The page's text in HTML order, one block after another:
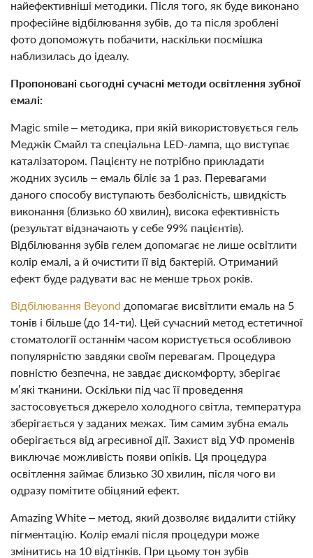
найефективніші методики. Після того, як буде виконано
професійне відбілювання зубів, до та після зроблені
фото допоможуть побачити, наскільки посмішка
наблизилась до ідеалу.
Пропоновані сьогодні сучасні методи освітлення зубної
емалі:
Magic smile – методика, при якій використовується гель
Меджік Смайл та спеціальна LED-лампа, що виступає
каталізатором. Пацієнту не потрібно прикладати
жодних зусиль – емаль біліє за 1 раз. Перевагами
даного способу виступають безболісність, швидкість
виконання (близько 60 хвилин), висока ефективність
(результат відзначають у себе 99% пацієнтів).
Відбілювання зубів гелем допомагає не лише освітлити
колір емалі, а й очистити її від бактерій. Отриманий
ефект буде радувати вас не менше трьох років.
Відбілювання Beyond допомагає висвітлити емаль на 5
тонів і більше (до 14-ти). Цей сучасний метод естетичної
стоматології останнім часом користується особливою
популярністю завдяки своїм перевагам. Процедура
повністю безпечна, не завдає дискомфорту, зберігає
м’які тканини. Оскільки під час її проведення
застосовується джерело холодного світла, температура
зберігається у заданих межах. Тим самим зубна емаль
оберігається від агресивної дії. Захист від УФ променів
виключає можливість появи опіків. Ця процедура
освітлення займає близько 30 хвилин, після чого ви
одразу помітите обіцяний ефект.
Amazing White – метод, який дозволяє видалити стійку
пігментацію. Колір емалі після процедури може
змінитись на 10 відтінків. При цьому тон зубів